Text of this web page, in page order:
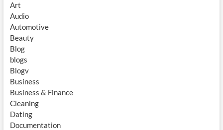
Art
Audio
Automotive
Beauty
Blog
blogs
Blogv
Business
Business & Finance
Cleaning
Dating
Documentation